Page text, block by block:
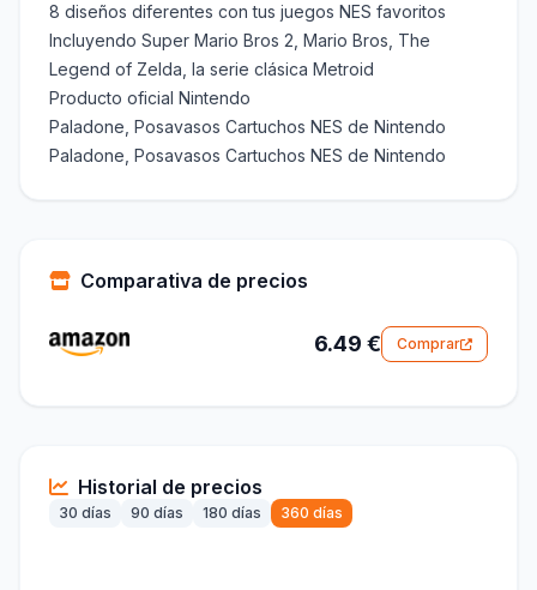
8 diseños diferentes con tus juegos NES favoritos
Incluyendo Super Mario Bros 2, Mario Bros, The
Legend of Zelda, la serie clásica Metroid
Producto oficial Nintendo
Paladone, Posavasos Cartuchos NES de Nintendo
Paladone, Posavasos Cartuchos NES de Nintendo
Comparativa de precios
6.49 € Comprar
Historial de precios
30 días 90 días 180 días 360 días